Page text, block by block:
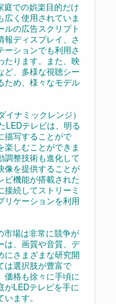
庭での娯楽目的だけ
広く使用されていま
ルの広告スクリプト
報ディスプレイ、さ
ーションでも利用さ
たります。また、映
ど、多様な視聴シー
ため、様々なモデル
ナミックレンジ）
LEDテレビは、明る
描写することがで
楽しむことができま
調整技術も進化して
像を提供することが
ビ機能が搭載された
続してストリーミ
リケーションを利用
市場は非常に競争が
は、画質や音質、デ
にさまざまな研究開
は選択肢が豊富で
価格も徐々に手頃に
がLEDテレビを手に
ます。